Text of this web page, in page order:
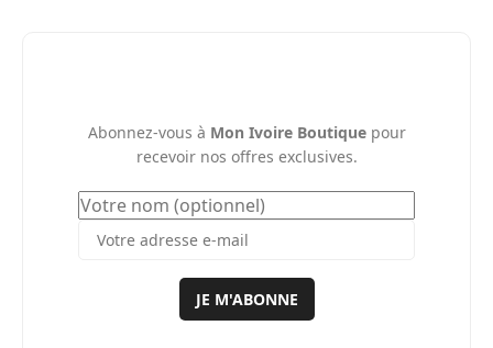
Abonnez-vous à Mon Ivoire Boutiquepour
recevoir nos offres exclusives.
JE M'ABONNE